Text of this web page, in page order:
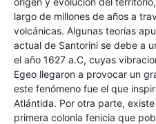
largo de millones de años a
volcánicas. Algunas teorías
actual de Santorini se debe a
el año 1627 a.C, cuyas
Egeo llegaron a provocar un
este fenómeno fue el que
Atlántida. Por otra parte,
primera colonia fenicia que